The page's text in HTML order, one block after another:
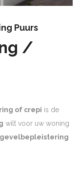
Puurs
/
of crepi is de
wilt voor uw woning